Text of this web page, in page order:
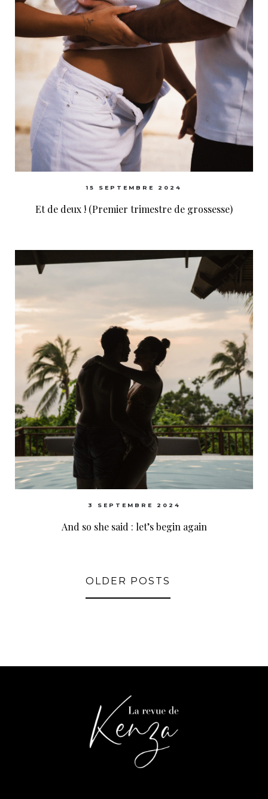
15 SEPTEMBRE 2024
Et de deux ! (Premier trimestre de grossesse)
3 SEPTEMBRE 2024
And so she said : let’s begin again
OLDER POSTS